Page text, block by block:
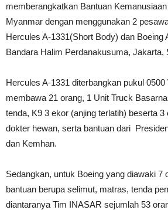
memberangkatkan Bantuan
Myanmar dengan menggunakan 2
Hercules A-1331(Short Body) dan Boeing
Bandara Halim Perdanakusuma, Jakarta,
Hercules A-1331 diterbangkan pukul 0500
membawa 21 orang, 1 Unit Truck
tenda, K9 3 ekor (anjing terlatih) beserta 3
dokter hewan, serta bantuan dari
dan Kemhan.
Sedangkan, untuk Boeing yang diawaki 7
bantuan berupa selimut, matras, tenda
diantaranya Tim INASAR sejumlah 53